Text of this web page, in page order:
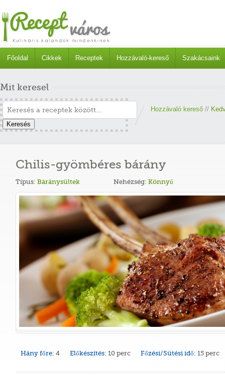
Főoldal Cikkek Receptek Hozzávaló-kereső Szakácsaink
Mit keresel
Keresés
Hozzávaló kereső //
Chilis-gyömbéres bárány
Típus: Báránysültek Nehézség: Könnyű
Hány főre: 4 Előkészítés: 10 perc Főzési/Sütési idő: 15 perc